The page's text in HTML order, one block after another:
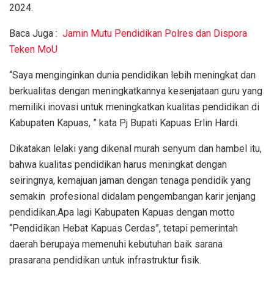
2024.
Baca Juga : Jamin Mutu Pendidikan Polres dan Dispora
Teken MoU
“Saya menginginkan dunia pendidikan lebih meningkat dan
berkualitas dengan meningkatkannya kesenjataan guru yang
memiliki inovasi untuk meningkatkan kualitas pendidikan di
Kabupaten Kapuas, ” kata Pj Bupati Kapuas Erlin Hardi.
Dikatakan lelaki yang dikenal murah senyum dan hambel itu,
bahwa kualitas pendidikan harus meningkat dengan
seiringnya, kemajuan jaman dengan tenaga pendidik yang
semakin profesional didalam pengembangan karir jenjang
pendidikan.Apa lagi Kabupaten Kapuas dengan motto
“Pendidikan Hebat Kapuas Cerdas”, tetapi pemerintah
daerah berupaya memenuhi kebutuhan baik sarana
prasarana pendidikan untuk infrastruktur fisik.